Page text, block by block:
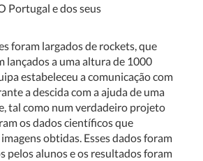
Portugal e dos seus
foram largados de rockets, que
lançados a uma altura de 1000
estabeleceu a comunicação com
a descida com a ajuda de uma
tal como num verdadeiro projeto
os dados científicos que
obtidas. Esses dados foram
pelos alunos e os resultados foram